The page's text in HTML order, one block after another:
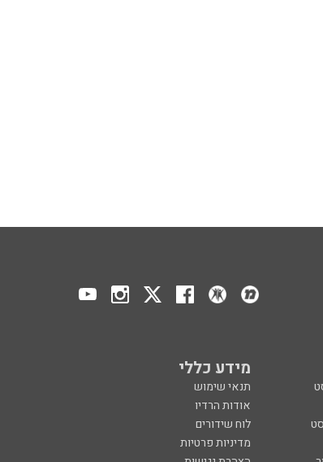
מידע כללי
תנאי שימוש
אודות הרדיו
לוח שידורים
מדיניות פרטיות